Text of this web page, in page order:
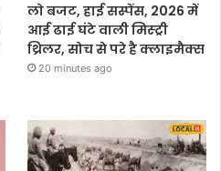
लो बजट, हाई सस्पेंस, 2026 में
आई ढाई घंटे वाली मिस्ट्री
थ्रिलर, सोच से परे है क्लाइमैक्स
20 minutes ago